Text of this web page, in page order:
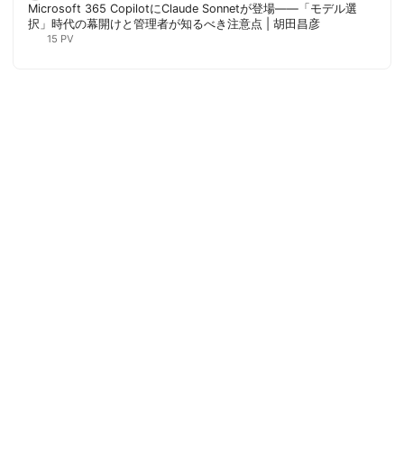
Microsoft 365 CopilotにClaude Sonnetが登場——「モデル選
択」時代の幕開けと管理者が知るべき注意点 | 胡田昌彦
15 PV